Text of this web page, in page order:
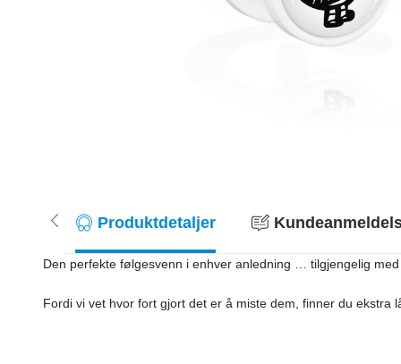
Produktdetaljer
Den perfekte følgesvenn i enhver anledning … tilgjengelig
Fordi vi vet hvor fort gjort det er å miste dem, finner du ekstra